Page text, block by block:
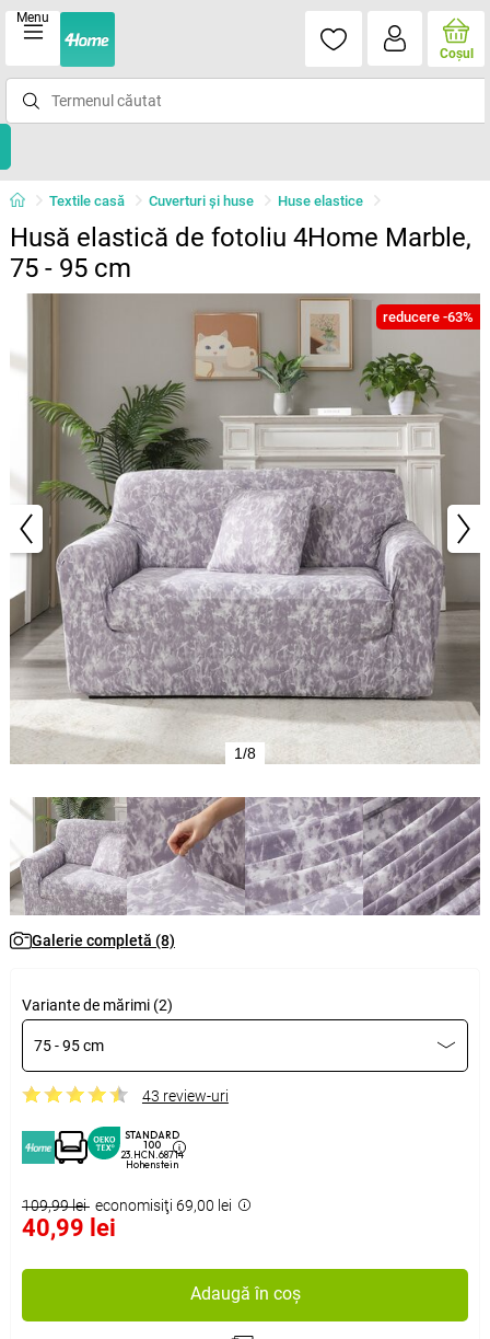
Menu
Coşul
Textile casă Cuverturi și huse Huse elastice
Husă elastică de fotoliu 4Home Marble,
75 - 95 cm
reducere -63%
1/8
Galerie completă (8)
Variante de mărimi (2)
75 - 95 cm
43 review-uri
STANDARD
100
23.HCN.68714
Hohenstein
109,99 lei economisiţi 69,00 lei
40,99 lei
Adaugă în coș